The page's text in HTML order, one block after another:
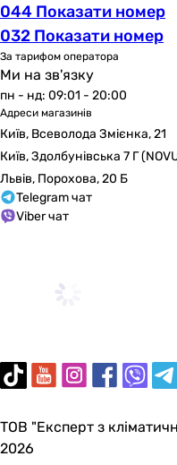
прихований, настінний
настінний
Керування
одноважільний
одноважільний
одноважільний
одноважільний
одноважільний
одноважільний
двохвентильний
двохвентильний
одноважільний
без виливу
без виливу
без виливу
044 Показати номер
032 Показати номер
За тарифом оператора
Ми на зв'язку
пн - нд: 09:01 - 20:00
Адреси магазинів
Київ, Всеволода Змієнка, 21
Київ, Здолбунівська 7 Г
Львів, Порохова, 20 Б
Telegram чат
Viber чат
ТОВ "Експерт з
2026